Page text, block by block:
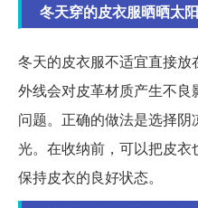
冬天穿的皮衣服晒晒太
冬天的皮衣服不适宜直接
外线会对皮革材质产生不
问题。正确的做法是选择
光。在收纳前，可以把皮衣
保持皮衣的良好状态。